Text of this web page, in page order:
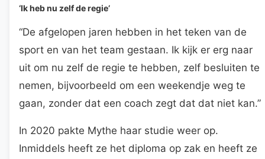
‘Ik heb nu zelf de regie’
“De afgelopen jaren hebben in het teken van de
sport en van het team gestaan. Ik kijk er erg naar
uit om nu zelf de regie te hebben, zelf besluiten te
nemen, bijvoorbeeld om een weekendje weg te
gaan, zonder dat een coach zegt dat dat niet kan.”
In 2020 pakte Mythe haar studie weer op.
Inmiddels heeft ze het diploma op zak en heeft ze